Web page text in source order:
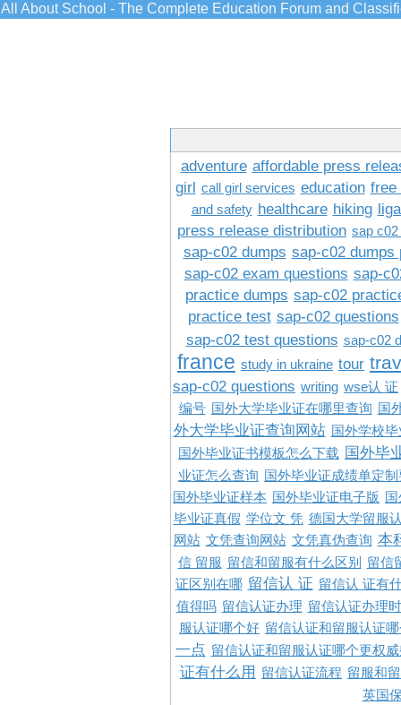
All About School - The Complete Education Forum and
adventure affordable press
girl call girl services education free
and safety healthcare hiking
press release distribution sap
sap-c02 dumps sap-c02 dumps
sap-c02 exam questions sap-
practice dumps sap-c02
practice test sap-c02 questions
sap-c02 test questions sap-c02
france study in ukraine tour
sap-c02 questions writing wse认 证
编号 国外大学毕业证在哪里查询 国
外大学毕业证查询网站 国外学校
国外毕业证书模板怎么下载 国外毕
业证怎么查询
国外毕业证成绩单定
国外毕业证样本
国外毕业证电子版
毕业证真假 学位文 凭 德国大学留服
网站 文凭查询网站 文凭真伪查询 本
信 留服 留信和留服有什么区别
留信
证区别在哪 留信认 证 留信认 证有
值得吗 留信认证办理 留信认证办理
服认证哪个好 留信认证和留服认证
一点 留信认证和留服认证哪个更权
证有什么用 留信认证流程 留服和
英国